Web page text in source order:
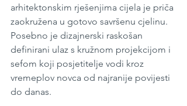
arhitektonskim rješenjima cijela je priča
zaokružena u gotovo savršenu cjelinu.
Posebno je dizajnerski raskošan
definirani ulaz s kružnom projekcijom i
sefom koji posjetitelje vodi kroz
vremeplov novca od najranije povijesti
do danas.